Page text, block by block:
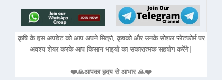
कृषि के इस अपडेट को आप अपने मित्रो, कृषको और उनके सोशल प्लेटफोर्म पर
अवश्य शेयर करके आप किसान भाइयो का सकारात्मक सहयोग करेंगे|
❤️🙏आपका हृदय से आभार 🙏❤️